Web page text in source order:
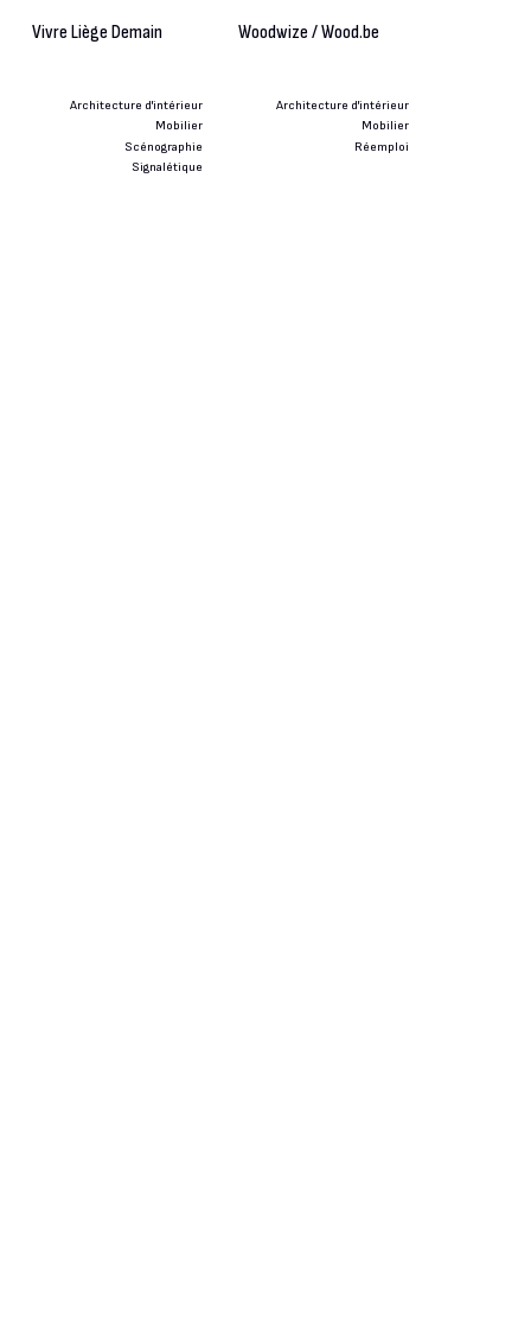
Vivre Liège Demain Woodwize / Wood.be
Architecture d'intérieur
Mobilier
Scénographie
Signalétique
Architecture d'intérieur
Mobilier
Réemploi